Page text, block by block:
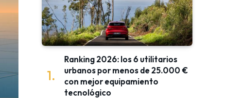
Ranking 2026: los 6 utilitarios
urbanos por menos de 25.000 €
con mejor equipamiento
tecnológico